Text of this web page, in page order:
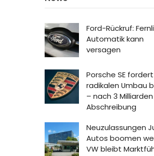
Ford-Rückruf:
Automatik kann
versagen
Porsche SE fordert
radikalen Umbau
– nach 3 Milliarden
Abschreibung
Neuzulassungen
Autos boomen
VW bleibt